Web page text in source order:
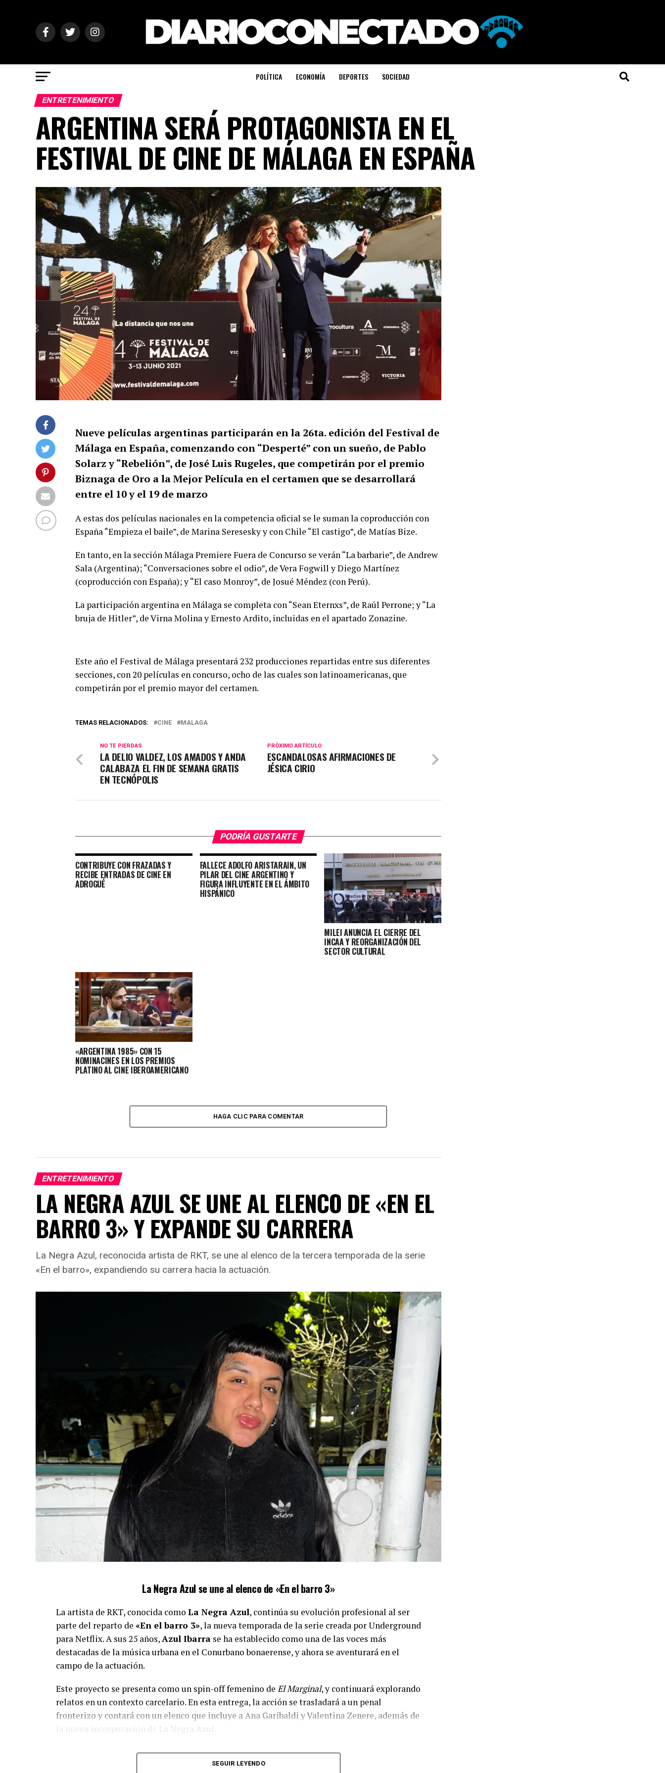
POLÍTICA ECONOMÍA DEPORTES SOCIEDAD
ENTRETENIMIENTO
ARGENTINA SERÁ PROTAGONISTA EN EL
FESTIVAL DE CINE DE MÁLAGA EN ESPAÑA
Nueve películas argentinas participarán en la 26ta. edición del Festival de
Málaga en España, comenzando con “Desperté” con un sueño, de Pablo
Solarz y “Rebelión”, de José Luis Rugeles, que competirán por el premio
Biznaga de Oro a la Mejor Película en el certamen que se desarrollará
entre el 10 y el 19 de marzo
A estas dos películas nacionales en la competencia oficial se le suman la coproducción con
España “Empieza el baile”, de Marina Seresesky y con Chile “El castigo”, de Matías Bize.
En tanto, en la sección Málaga Premiere Fuera de Concurso se verán “La barbarie”, de Andrew
Sala (Argentina); “Conversaciones sobre el odio”, de Vera Fogwill y Diego Martínez
(coproducción con España); y “El caso Monroy”, de Josué Méndez (con Perú).
La participación argentina en Málaga se completa con “Sean Eternxs”, de Raúl Perrone; y “La
bruja de Hitler”, de Virna Molina y Ernesto Ardito, incluidas en el apartado Zonazine.
Este año el Festival de Málaga presentará 232 producciones repartidas entre sus diferentes
secciones, con 20 películas en concurso, ocho de las cuales son latinoamericanas, que
competirán por el premio mayor del certamen.
TEMAS RELACIONADOS: CINE MALAGA
PRÓXIMO ARTÍCULO
ESCANDALOSAS AFIRMACIONES DE
JÉSICA CIRIO
NO TE PIERDAS
LA DELIO VALDEZ, LOS AMADOS Y ANDA
CALABAZA EL FIN DE SEMANA GRATIS
EN TECNÓPOLIS
PODRÍA GUSTARTE
CONTRIBUYE CON FRAZADAS Y
RECIBE ENTRADAS DE CINE EN
ADROGUÉ
FALLECE ADOLFO ARISTARAIN, UN
PILAR DEL CINE ARGENTINO Y
FIGURA INFLUYENTE EN EL ÁMBITO
HISPÁNICO
MILEI ANUNCIA EL CIERRE DEL
INCAA Y REORGANIZACIÓN DEL
SECTOR CULTURAL
«ARGENTINA 1985» CON 15
NOMINACINES EN LOS PREMIOS
PLATINO AL CINE IBEROAMERICANO
HAGA CLIC PARA COMENTAR
ENTRETENIMIENTO
LA NEGRA AZUL SE UNE AL ELENCO DE «EN EL
BARRO 3» Y EXPANDE SU CARRERA
La Negra Azul, reconocida artista de RKT, se une al elenco de la tercera temporada de la serie
«En el barro», expandiendo su carrera hacia la actuación.
La Negra Azul se une al elenco de «En el barro 3»
La artista de RKT, conocida como La Negra Azul, continúa su evolución profesional al ser
parte del reparto de «En el barro 3», la nueva temporada de la serie creada por Underground
para Netflix. A sus 25 años,Azul Ibarra se ha establecido como una de las voces más
destacadas de la música urbana en el Conurbano bonaerense, y ahora se aventurará en el
campo de la actuación.
Este proyecto se presenta como un spin-off femenino de El Marginal, y continuará explorando
relatos en un contexto carcelario. En esta entrega, la acción se trasladará a un penal
fronterizo y contará con un elenco que incluye a Ana Garibaldi y Valentina Zenere, además de
la nueva incorporación de La Negra Azul.
SEGUIR LEYENDO